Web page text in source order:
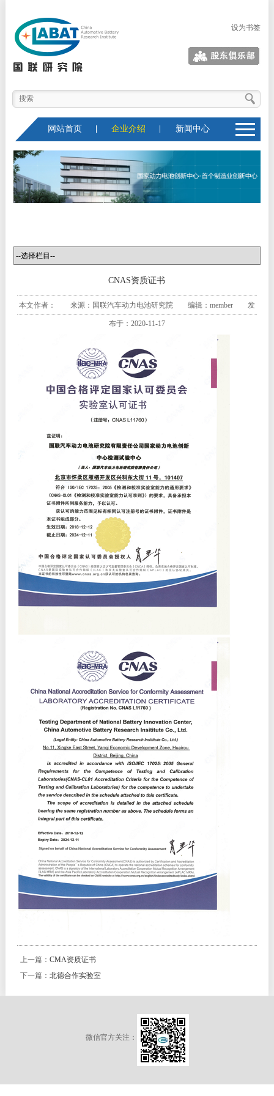
设为书签
股东俱乐部
网站首页 企业介绍 新闻中心
CNAS资质证书
本文作者： 来源：国联汽车动力电池研究院 编辑：member 发
布于：2020-11-17
上一篇： CMA资质证书
下一篇： 北德合作实验室
微信官方关注：